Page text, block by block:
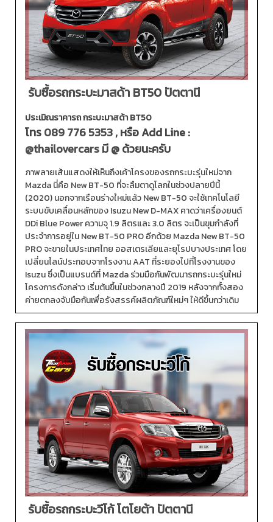
รับซื้อรถกระบะมาสด้า BT50 ปัตตานี
ประเมิณราคารถ กระบะมาสด้า BT50
โทร089 776 5353, หรือ Add Line :
@thailovercarsมี @ ด้วยนะครับ
ภาพลายเส้นแสดงให้เห็นถึงเค้าโครงของรถกระบะรุ่นใหม่จาก
Mazda นี่คือ New BT-50 ที่จะลืมตาดูโลกในช่วงปลายปีนี้
(2020) นอกจากเรือนร่างใหม่แล้ว New BT-50 จะใช้เทคโนโลยี
ระบบขับเคลื่อนหลักของ Isuzu New D-MAX คาดว่าเครื่องยนต์
DDi Blue Power ความจุ 1.9 ลิตรและ 3.0 ลิตร จะเป็นขุมกำลังที่
ประจำการอยู่ใน New BT-50 PRO อีกด้วย Mazda New BT-50
PRO จะขายในประเทศไทย ออสเตรเลียและยุโรปบางประเทศ โดย
เปลี่ยนไลน์ประกอบจากโรงงาน AAT ที่ระยองไปที่โรงงานของ
Isuzu ซึ่งเป็นแบรนด์ที่ Mazda ร่วมมือกันพัฒนารถกระบะรุ่นใหม่
โครงการดังกล่าว เริ่มต้นขึ้นในช่วงกลางปี 2019 หลังจากทั้งสอง
ค่ายตกลงจับมือกันเพื่อรังสรรค์ผลิตภัณฑ์ใหม่ๆ ให้ดีขึ้นกว่าเดิม
รับซื้อรถกระบะวีโก้ โตโยต้า ปัตตานี